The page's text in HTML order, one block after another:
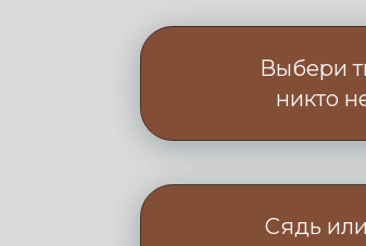
Выбери
никто
Сядь